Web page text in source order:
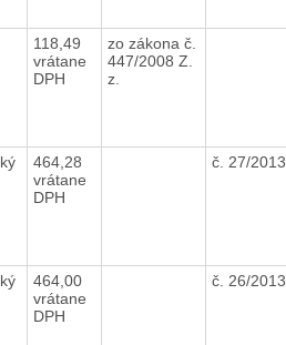
118,49
vrátane
DPH
zo zákona č.
447/2008 Z.
z.
464,28
vrátane
DPH
č. 27/2013
464,00
vrátane
DPH
č. 26/2013